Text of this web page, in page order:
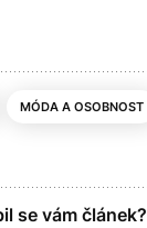
MÓDA A OSOBNOST
se vám článek?